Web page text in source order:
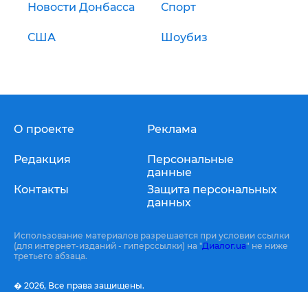
Новости Донбасса Спорт
США Шоубиз
О проекте
Редакция
Контакты
Реклама
Персональные
данные
Защита персональных
данных
Использование материалов разрешается при условии ссылки
(для интернет-изданий - гиперссылки) на "Диалог.ua" не ниже
третьего абзаца.
� 2026, Все права защищены.